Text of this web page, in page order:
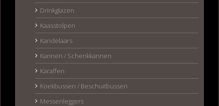
Drinkglazen
Kaasstolpen
Kandelaars
Kannen / Schenkkannen
Karaffen
Koekbussen / Beschuitbussen
Messenleggers